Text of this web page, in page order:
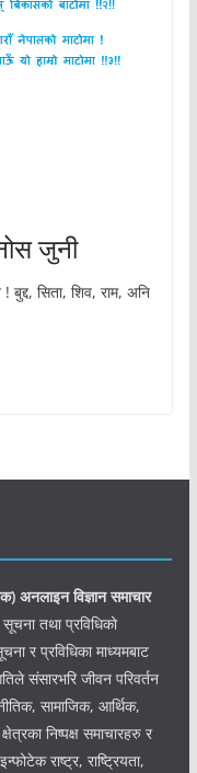
जुनी
बुद्द, सिता, शिव, राम, अनि
अनलाइन विज्ञान समाचार
तथा प्रविधिको
र प्रविधिका माध्यमबाट
संसारभरि जीवन परिवर्तन
सामाजिक, आर्थिक,
निष्पक्ष समाचारहरु र
राष्ट्र, राष्ट्रियता,